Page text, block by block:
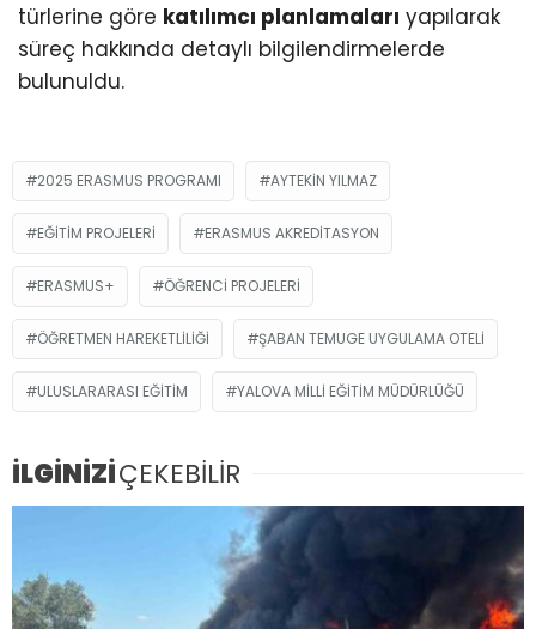
türlerine göre katılımcı planlamaları yapılarak
süreç hakkında detaylı bilgilendirmelerde
bulunuldu.
2025 ERASMUS PROGRAMI AYTEKIN YILMAZ
EĞITIM PROJELERI ERASMUS AKREDITASYON
ERASMUS+ ÖĞRENCI PROJELERI
ÖĞRETMEN HAREKETLILIĞI ŞABAN TEMUGE UYGULAMA OTELI
ULUSLARARASI EĞITIM YALOVA MILLI EĞITIM MÜDÜRLÜĞÜ
İLGİNİZİÇEKEBİLİR